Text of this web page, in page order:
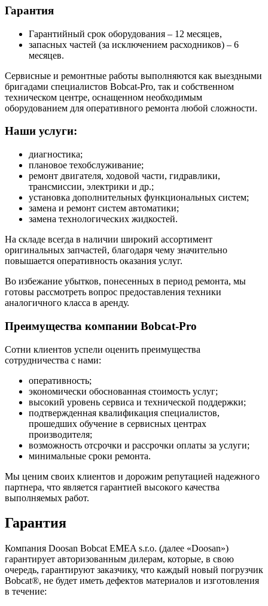
Гарантия
Гарантийный срок оборудования – 12 месяцев,
запасных частей (за исключением расходников) – 6
месяцев.
Сервисные и ремонтные работы выполняются как выездными
бригадами специалистов Bobcat-Pro, так и собственном
техническом центре, оснащенном необходимым
оборудованием для оперативного ремонта любой сложности.
Наши услуги:
диагностика;
плановое техобслуживание;
ремонт двигателя, ходовой части, гидравлики,
трансмиссии, электрики и др.;
установка дополнительных функциональных систем;
замена и ремонт систем автоматики;
замена технологических жидкостей.
На складе всегда в наличии широкий ассортимент
оригинальных запчастей, благодаря чему значительно
повышается оперативность оказания услуг.
Во избежание убытков, понесенных в период ремонта, мы
готовы рассмотреть вопрос предоставления техники
аналогичного класса в аренду.
Преимущества компании Bobcat-Pro
Сотни клиентов успели оценить преимущества
сотрудничества с нами:
оперативность;
экономически обоснованная стоимость услуг;
высокий уровень сервиса и технической поддержки;
подтвержденная квалификация специалистов,
прошедших обучение в сервисных центрах
производителя;
возможность отсрочки и рассрочки оплаты за услуги;
минимальные сроки ремонта.
Мы ценим своих клиентов и дорожим репутацией надежного
партнера, что является гарантией высокого качества
выполняемых работ.
Гарантия
Компания Doosan Bobcat EMEA s.r.o. (далее «Doosan»)
гарантирует авторизованным дилерам, которые, в свою
очередь, гарантируют заказчику, что каждый новый погрузчик
Bobcat®, не будет иметь дефектов материалов и изготовления
в течение: